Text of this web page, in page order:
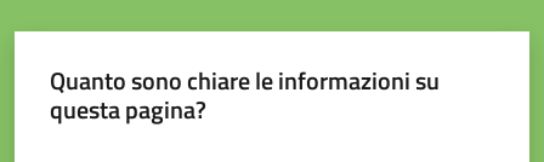
Quanto sono chiare le informazioni su
questa pagina?